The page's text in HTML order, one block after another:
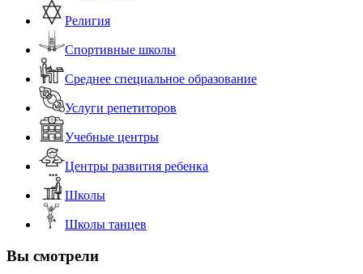
Религия
Спортивные школы
Среднее специальное образование
Услуги репетиторов
Учебные центры
Центры развития ребенка
Школы
Школы танцев
Вы смотрели